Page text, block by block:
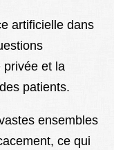
artificielle dans
privée et la
patients.
ensembles
ce qui